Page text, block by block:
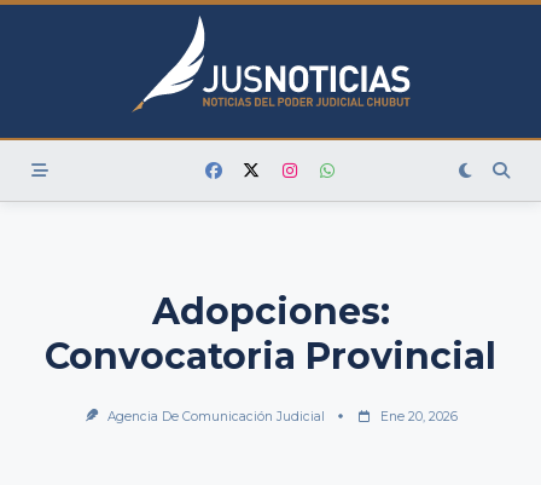
Skip
Adopciones:
Convocatoria Provincial
Agencia De Comunicación Judicial Ene 20, 2026